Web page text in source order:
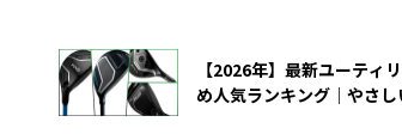
【2026年】最新ユーティ
め人気ランキング｜やさ